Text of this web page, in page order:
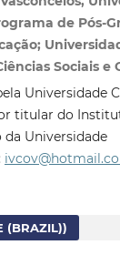
de Pós-
Sociais e
Universidade
titular do
da Universidade
(BRAZIL))